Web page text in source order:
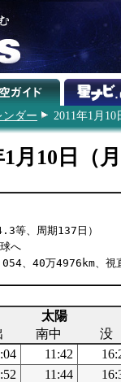
ンダー 2011年1月10
1月10日（
等、周期137日）
へ
、40万4976km、
太陽
南中
没
11:42
11:44